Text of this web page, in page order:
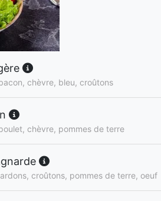
chèvre, bleu, croûtons
chèvre, pommes de terre
croûtons, pommes de terre, oeuf